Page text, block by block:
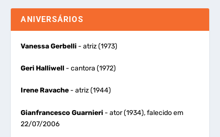
ANIVERSÁRIOS
Vanessa Gerbelli - atriz (1973)
Geri Halliwell - cantora (1972)
Irene Ravache - atriz (1944)
Gianfrancesco Guarnieri - ator (1934), falecido em
22/07/2006